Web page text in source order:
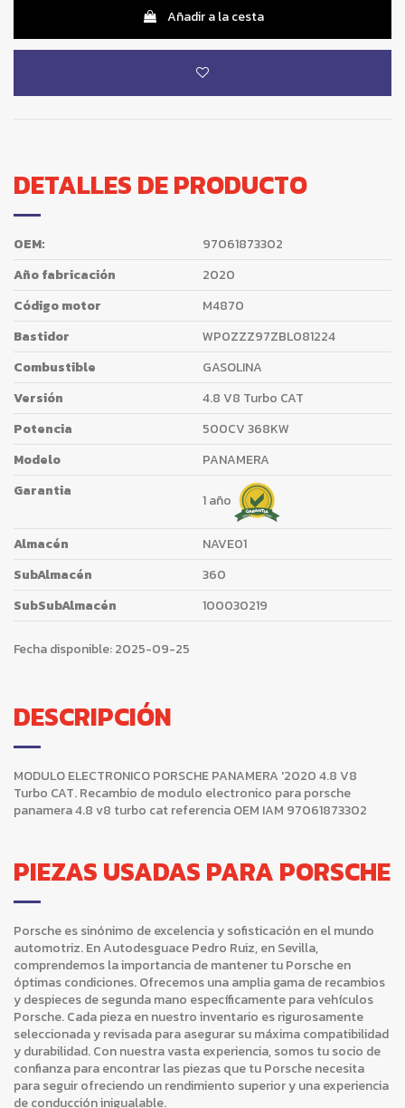
Añadir a la cesta
DETALLES DE PRODUCTO
OEM:
97061873302
Año fabricación
2020
Código motor
M4870
Bastidor
WP0ZZZ97ZBL081224
Combustible
GASOLINA
Versión
4.8 V8 Turbo CAT
Potencia
500CV 368KW
Modelo
PANAMERA
Garantia
1 año
Almacén
NAVE01
SubAlmacén
360
SubSubAlmacén
100030219
Fecha disponible:2025-09-25
DESCRIPCIÓN
MODULO ELECTRONICO PORSCHE PANAMERA '2020 4.8 V8
Turbo CAT. Recambio de modulo electronico para porsche
panamera 4.8 v8 turbo cat referencia OEM IAM 97061873302
PIEZAS USADAS PARA PORSCHE
Porsche es sinónimo de excelencia y sofisticación en el mundo
automotriz. En Autodesguace Pedro Ruiz, en Sevilla,
comprendemos la importancia de mantener tu Porsche en
óptimas condiciones. Ofrecemos una amplia gama de recambios
y despieces de segunda mano específicamente para vehículos
Porsche. Cada pieza en nuestro inventario es rigurosamente
seleccionada y revisada para asegurar su máxima compatibilidad
y durabilidad. Con nuestra vasta experiencia, somos tu socio de
confianza para encontrar las piezas que tu Porsche necesita
para seguir ofreciendo un rendimiento superior y una experiencia
de conducción inigualable.